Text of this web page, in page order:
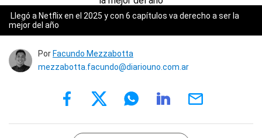
Llegó a Netflix en el 2025 y con 6 capítulos va derecho a ser la
mejor del año
Por Facundo Mezzabotta
mezzabotta.facundo@diariouno.com.ar